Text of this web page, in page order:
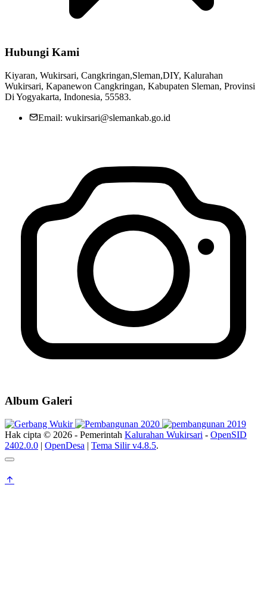
Hubungi Kami
Kiyaran, Wukirsari, Cangkringan,Sleman,DIY, Kalurahan
Wukirsari, Kapanewon Cangkringan, Kabupaten Sleman, Provinsi
Di Yogyakarta, Indonesia, 55583.
Email: wukirsari@slemankab.go.id
Album Galeri
Hak cipta © 2026 - Pemerintah Kalurahan Wukirsari - OpenSID
2402.0.0 | OpenDesa | Tema Silir v4.8.5.